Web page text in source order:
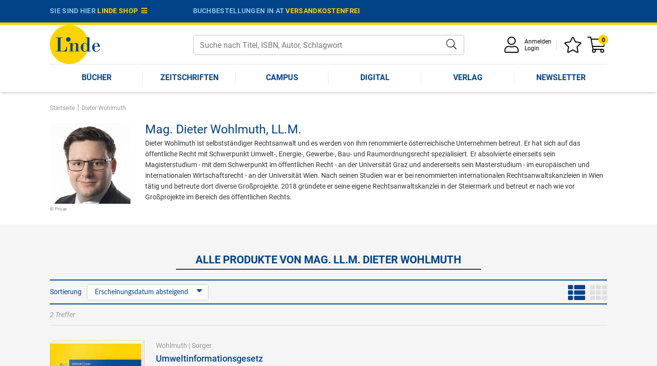
SIE SIND HIERLINDE SHOP BUCHBESTELLUNGEN IN ATVERSANDKOSTENFREI
Anmelden
Login
0
BÜCHER ZEITSCHRIFTEN CAMPUS DIGITAL VERLAG NEWSLETTER
Startseite | Dieter Wohlmuth
© Privat
Mag. Dieter Wohlmuth, LL.M.
Dieter Wohlmuth ist selbstständiger Rechtsanwalt und es werden von ihm renommierte österreichische Unternehmen betreut. Er hat sich auf das
öffentliche Recht mit Schwerpunkt Umwelt-, Energie-, Gewerbe-, Bau- und Raumordnungsrecht spezialisiert. Er absolvierte einerseits sein
Magisterstudium - mit dem Schwerpunkt im öffentlichen Recht - an der Universität Graz und andererseits sein Masterstudium - im europäischen und
internationalen Wirtschaftsrecht - an der Universität Wien. Nach seinen Studien war er bei renommierten internationalen Rechtsanwaltskanzleien in Wien
tätig und betreute dort diverse Großprojekte. 2018 gründete er seine eigene Rechtsanwaltskanzlei in der Steiermark und betreut er nach wie vor
Großprojekte im Bereich des öffentlichen Rechts.
ALLE PRODUKTE VON MAG. LL.M. DIETER WOHLMUTH
Sortierung Erscheinungsdatum absteigend
2 Treffer
Wohlmuth | Sorger
Umweltinformationsgesetz